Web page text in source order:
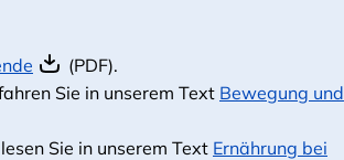
(PDF).
Sie in unserem Text Bewegung und
Sie in unserem Text Ernährung bei